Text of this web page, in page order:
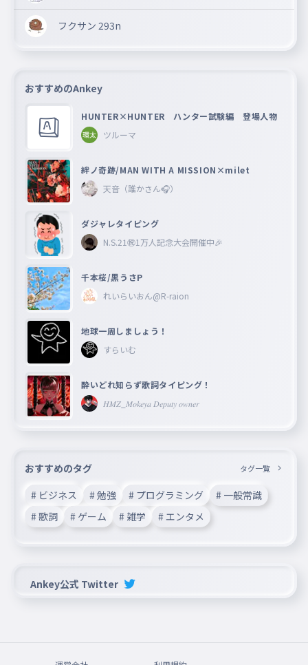
フクサン 293n
おすすめのAnkey
HUNTER×HUNTER ハンター試験編 登場人物
ツルーマ
絆ノ奇跡/MAN WITH A MISSION×milet
天音（誰かさん🎧）
ダジャレタイピング
N.S.21㊗︎1万人記念大会開催中🎉
千本桜/黒うさP
れいらいおん@R-raion
地球一周しましょう！
すらいむ
酔いどれ知らず歌詞タイピング！
𝐻𝑀𝑍_𝑀𝑜𝑘𝑒𝑦𝑎 𝐷𝑒𝑝𝑢𝑡𝑦 𝑜𝑤𝑛𝑒𝑟
おすすめのタグ タグ一覧
# ビジネス # 勉強 # プログラミング
# 一般常識
# 歌詞
# ゲーム # 雑学 # エンタメ
Ankey公式 Twitter